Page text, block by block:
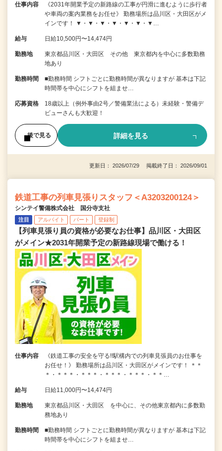
仕事内容
《2031年開業予定の新路線の工事が円滑に進むように歩行者
や車両の案内業務をお任せ》 勤務場所は品川区・大田区がメ
インです！ ▼・▼・▼・▼・▼・▼・▼…
給与 日給10,500円〜14,474円
勤務地
東京都品川区・大田区 その他 東京都内を中心に多数勤務
地あり
勤務時間
■勤務時間 シフトごとに勤務時間が異なりますが 基本は下記
時間帯を中心にシフトを組ませ…
応募資格
18歳以上（例外事由2号／警備業法による）未経験・警備デ
ビューさんも大歓迎！
後で見る 詳細を見る
更新日： 2026/07/29 掲載終了日： 2026/09/01
鉄道工事の列車見張りスタッフ＜A3203200124＞
シンテイ警備株式会社 国分寺支社
注目 アルバイト パート 登録制
【列車見張り員の資格が必要なお仕事】品川区・大田区
がメイン★2031年開業予定の新路線現場で働ける！
仕事内容
《鉄道工事の安全を守る!!駅構内での列車見張員のお仕事を
お任せ！》 勤務場所は品川区・大田区がメインです！ ＊＊
＊・＊＊＊・＊＊＊・＊＊＊・＊＊＊・＊＊…
給与 日給11,000円〜14,474円
勤務地
東京都品川区・大田区 を中心に、その他東京都内に多数勤
務地あり
勤務時間
■勤務時間 シフトごとに勤務時間が異なりますが 基本は下記
時間帯を中心にシフトを組ませ…